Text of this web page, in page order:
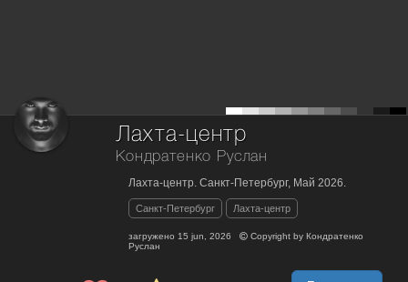
Лахта-центр
Кондратенко Руслан
Лахта-центр. Санкт-Петербург, Май 2026.
Санкт-Петербург Лахта-центр
загружено 15 jun, 2026 Copyright by Кондратенко
Руслан